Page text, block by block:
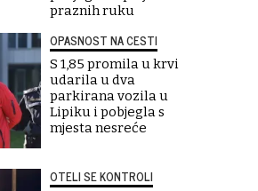
praznih ruku
OPASNOST NA CESTI
S 1,85 promila u krvi
udarila u dva
parkirana vozila u
Lipiku i pobjegla s
mjesta nesreće
OTELI SE KONTROLI